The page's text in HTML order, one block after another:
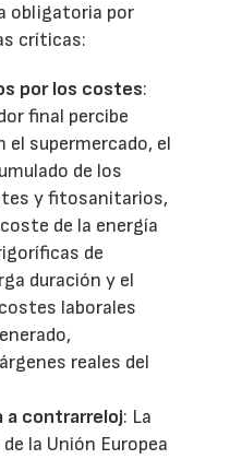
obligatoria por
críticas:
por los costes:
final percibe
el supermercado, el
de los
y fitosanitarios,
de la energía
de
duración y el
laborales
reales del
a contrarreloj: La
la Unión Europea